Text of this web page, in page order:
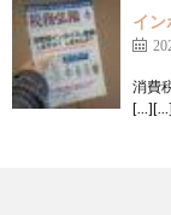
イン
消費
[…][…]